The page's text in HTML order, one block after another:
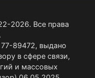
2026. Все права
89472, выдано
в сфере связи,
и массовых